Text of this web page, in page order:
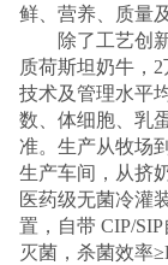
鲜、营养、质量
除了工艺创
质荷斯坦奶牛， 2
技术及管理水平
数、体细胞、乳
准。生产从牧场
生产车间，从挤
医药级无菌冷灌
置，自带 CIP/SIP
灭菌，杀菌效率≥